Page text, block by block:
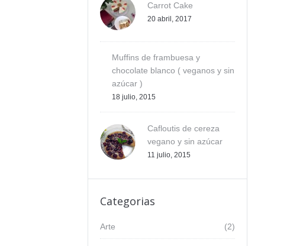
Carrot Cake
20 abril, 2017
Muffins de frambuesa y
chocolate blanco ( veganos y sin
azúcar )
18 julio, 2015
Cafloutis de cereza
vegano y sin azúcar
11 julio, 2015
Categorias
(2)
Arte